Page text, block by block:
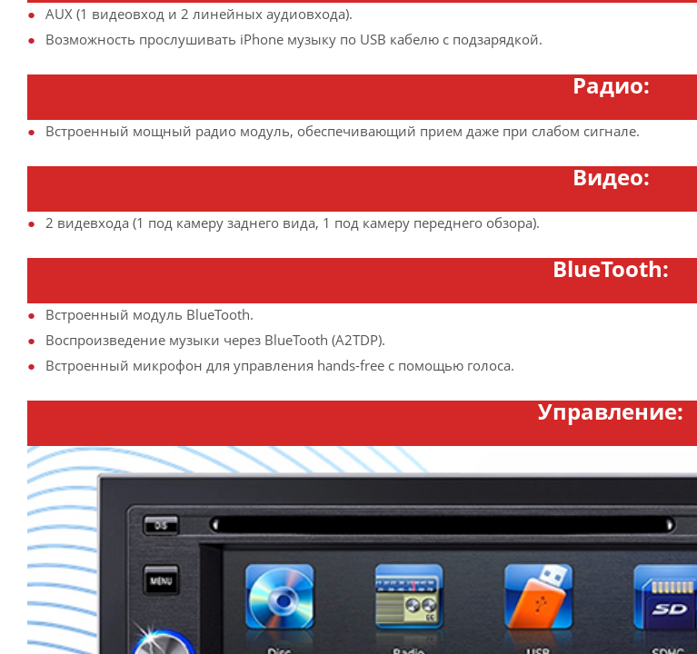
AUX (1 видеовход и 2 линейных аудиовхода).
Возможность прослушивать iPhone музыку по USB кабелю с подзарядкой.
Радио:
Встроенный мощный радио модуль, обеспечивающий прием даже при слабом сигнале.
Видео:
2 видевхода (1 под камеру заднего вида, 1 под камеру переднего обзора).
BlueTooth:
Встроенный модуль BlueTooth.
Воспроизведение музыки через BlueTooth (A2TDP).
Встроенный микрофон для управления hands-free с помощью голоса.
Управление: